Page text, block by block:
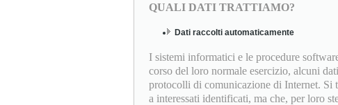
QUALI DATI TRATTIAMO?
Dati raccolti automaticamente
I sistemi informatici e le procedure
corso del loro normale esercizio, alcuni
protocolli di comunicazione di Internet. Si
a interessati identificati, ma che, per loro